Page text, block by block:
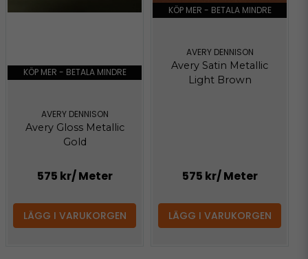
KÖP MER - BETALA MINDRE
AVERY DENNISON
Avery Gloss Metallic
Gold
575 kr/ Meter
LÄGG I VARUKORGEN
KÖP MER - BETALA MINDRE
AVERY DENNISON
Avery Satin Metallic
Light Brown
575 kr/ Meter
LÄGG I VARUKORGEN